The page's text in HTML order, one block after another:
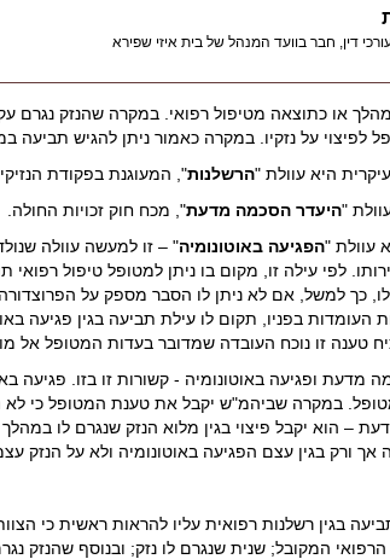
דין, חבר בוועד המנהל של בית איזי שפירא
או כתוצאה מטיפול רפואי. במקרה שהנזק נגרם
על נזקיו. במקרה כאמור ניתן להגיש תביעה במסגרת 3 עילות משפטיות
היא עוולת "הרשלנות", המעוגנת בפקודת
"היעדר הסכמה מדעת", מכח חוק זכויות החולה.
עוולת "הפגיעה באוטונומיה" – זו למעשה עוולה
לפי עילה זו, מקום בו ניתן למטופל טיפול
כך למשל, אם לא ניתן לו הסבר מספק על
העומדות בפניו, תקום לו עילת תביעה בגין פגיעה
טענה זו נוכח העובדה שמדובר בעדות המטופל אל
מדעת ופגיעה באוטונומיה - קשורות זו בזו. פגיעה
במקרה שביהמ"ש יקבל את טענת המטופל כי לא
– הוא יקבל פיצוי בגין מלוא הנזק שנגרם לו
ורק בגין עצם הפגיעה באוטונומיה ולא על הנזק
בגין רשלנות רפואית עליו להראות ראשית כי
המקובל; שנית שנגרם לו נזק; ובנוסף שהנזק